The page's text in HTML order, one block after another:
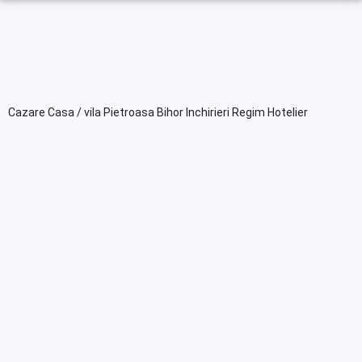
Cazare Casa / vila Pietroasa Bihor Inchirieri Regim Hotelier